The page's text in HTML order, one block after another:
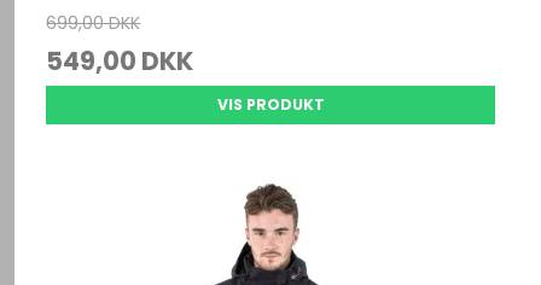
699,00 DKK
549,00 DKK
VIS PRODUKT